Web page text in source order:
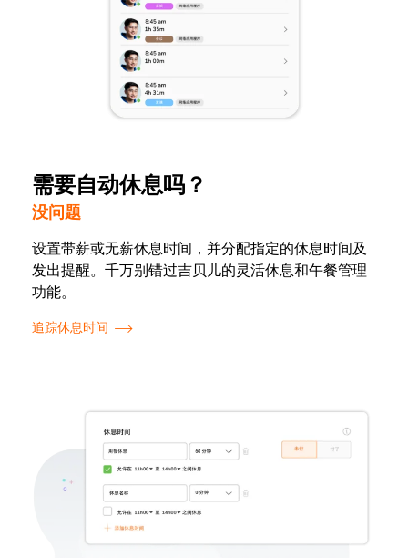
需要自动休息吗？
没问题
设置带薪或无薪休息时间，并分配指定的休息时间及
发出提醒。千万别错过吉贝儿的灵活休息和午餐管理
功能。
追踪休息时间